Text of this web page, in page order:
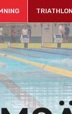
TRIATHLON